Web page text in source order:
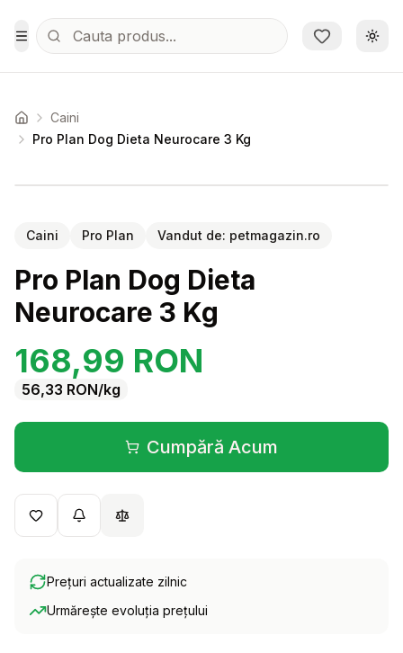
Sari la conținutul principal
Toggle Menu
Acasa Caini
Pro Plan Dog Dieta Neurocare 3 Kg
Caini Pro Plan Vandut de: petmagazin.ro
Pro Plan Dog Dieta
Neurocare 3 Kg
168,99 RON
56,33 RON/kg
Cumpără Acum
(se deschide într-o filă
Prețuri actualizate zilnic
Urmărește evoluția prețului